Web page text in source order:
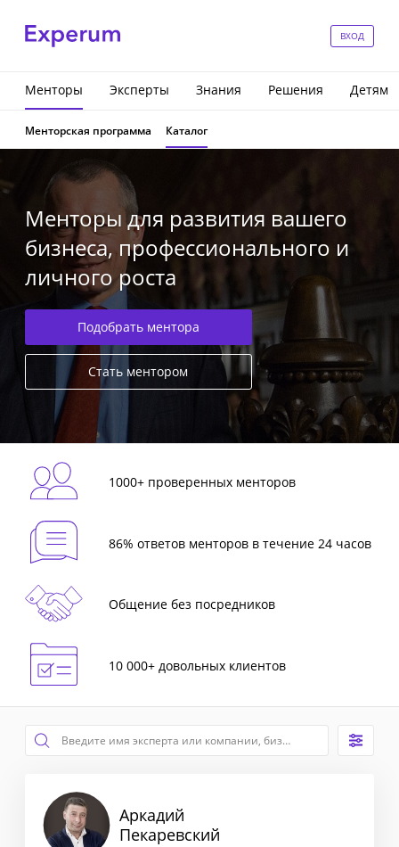
ВХОД
Менторы Эксперты Знания Решения Детям
Менторская программа Каталог
Менторы для развития вашего
бизнеса, профессионального и
личного роста
Подобрать ментора
Стать ментором
1000+ проверенных менторов
86% ответов менторов в течение 24 часов
Общение без посредников
10 000+ довольных клиентов
Аркадий
Пекаревский